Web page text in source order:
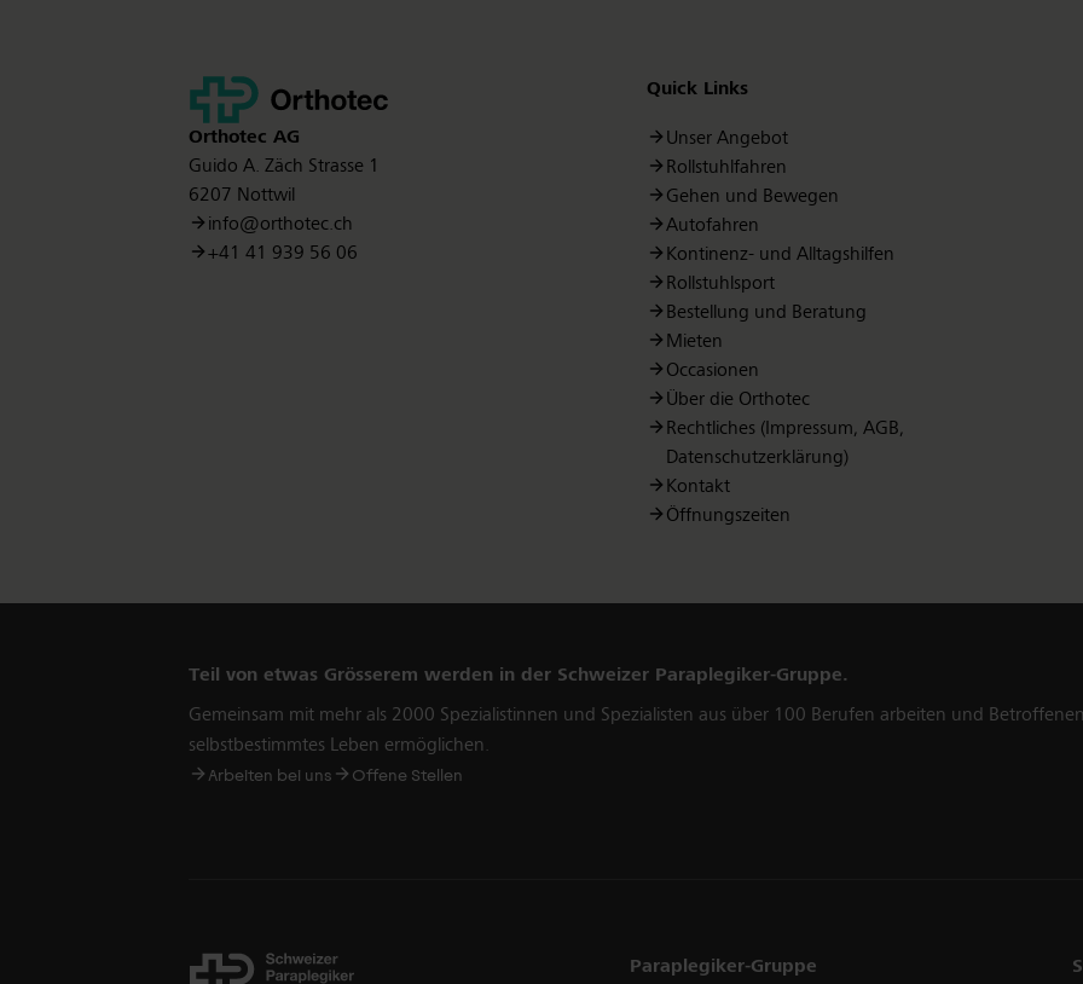
Kontakt
Orthotec AG
Guido A. Zäch Strasse 1
6207 Nottwil
info@orthotec.ch
+41 41 939 56 06
Quick Links
Unser Angebot
Rollstuhlfahren
Gehen und Bewegen
Autofahren
Kontinenz- und Alltagshilfen
Rollstuhlsport
Bestellung und Beratung
Mieten
Occasionen
Über die Orthotec
Rechtliches (Impressum, AGB,
Datenschutzerklärung)
Kontakt
Öffnungszeiten
Teil von etwas Grösserem werden in der Schweizer Paraplegiker-Gruppe.
Gemeinsam mit mehr als 2000 Spezialistinnen und Spezialisten aus über 100 Berufen arbeiten und
selbstbestimmtes Leben ermöglichen.
Arbeiten bei uns Offene Stellen
Links
Paraplegiker-Gruppe